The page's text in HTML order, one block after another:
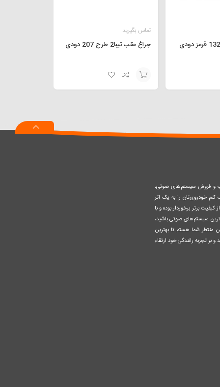
تماس بگیرید
چراغ عقب تیبا2 طرح 207 دودی
افزودن
و فروش سیستم‌های صوتی،
خودروی‌تان را به یک اثر
برتر برخوردار بوده و با
سیستم‌های صوتی باشید،
منتظر شما هستم تا بهترین
بر تجربه رانندگی خود ارتقاء